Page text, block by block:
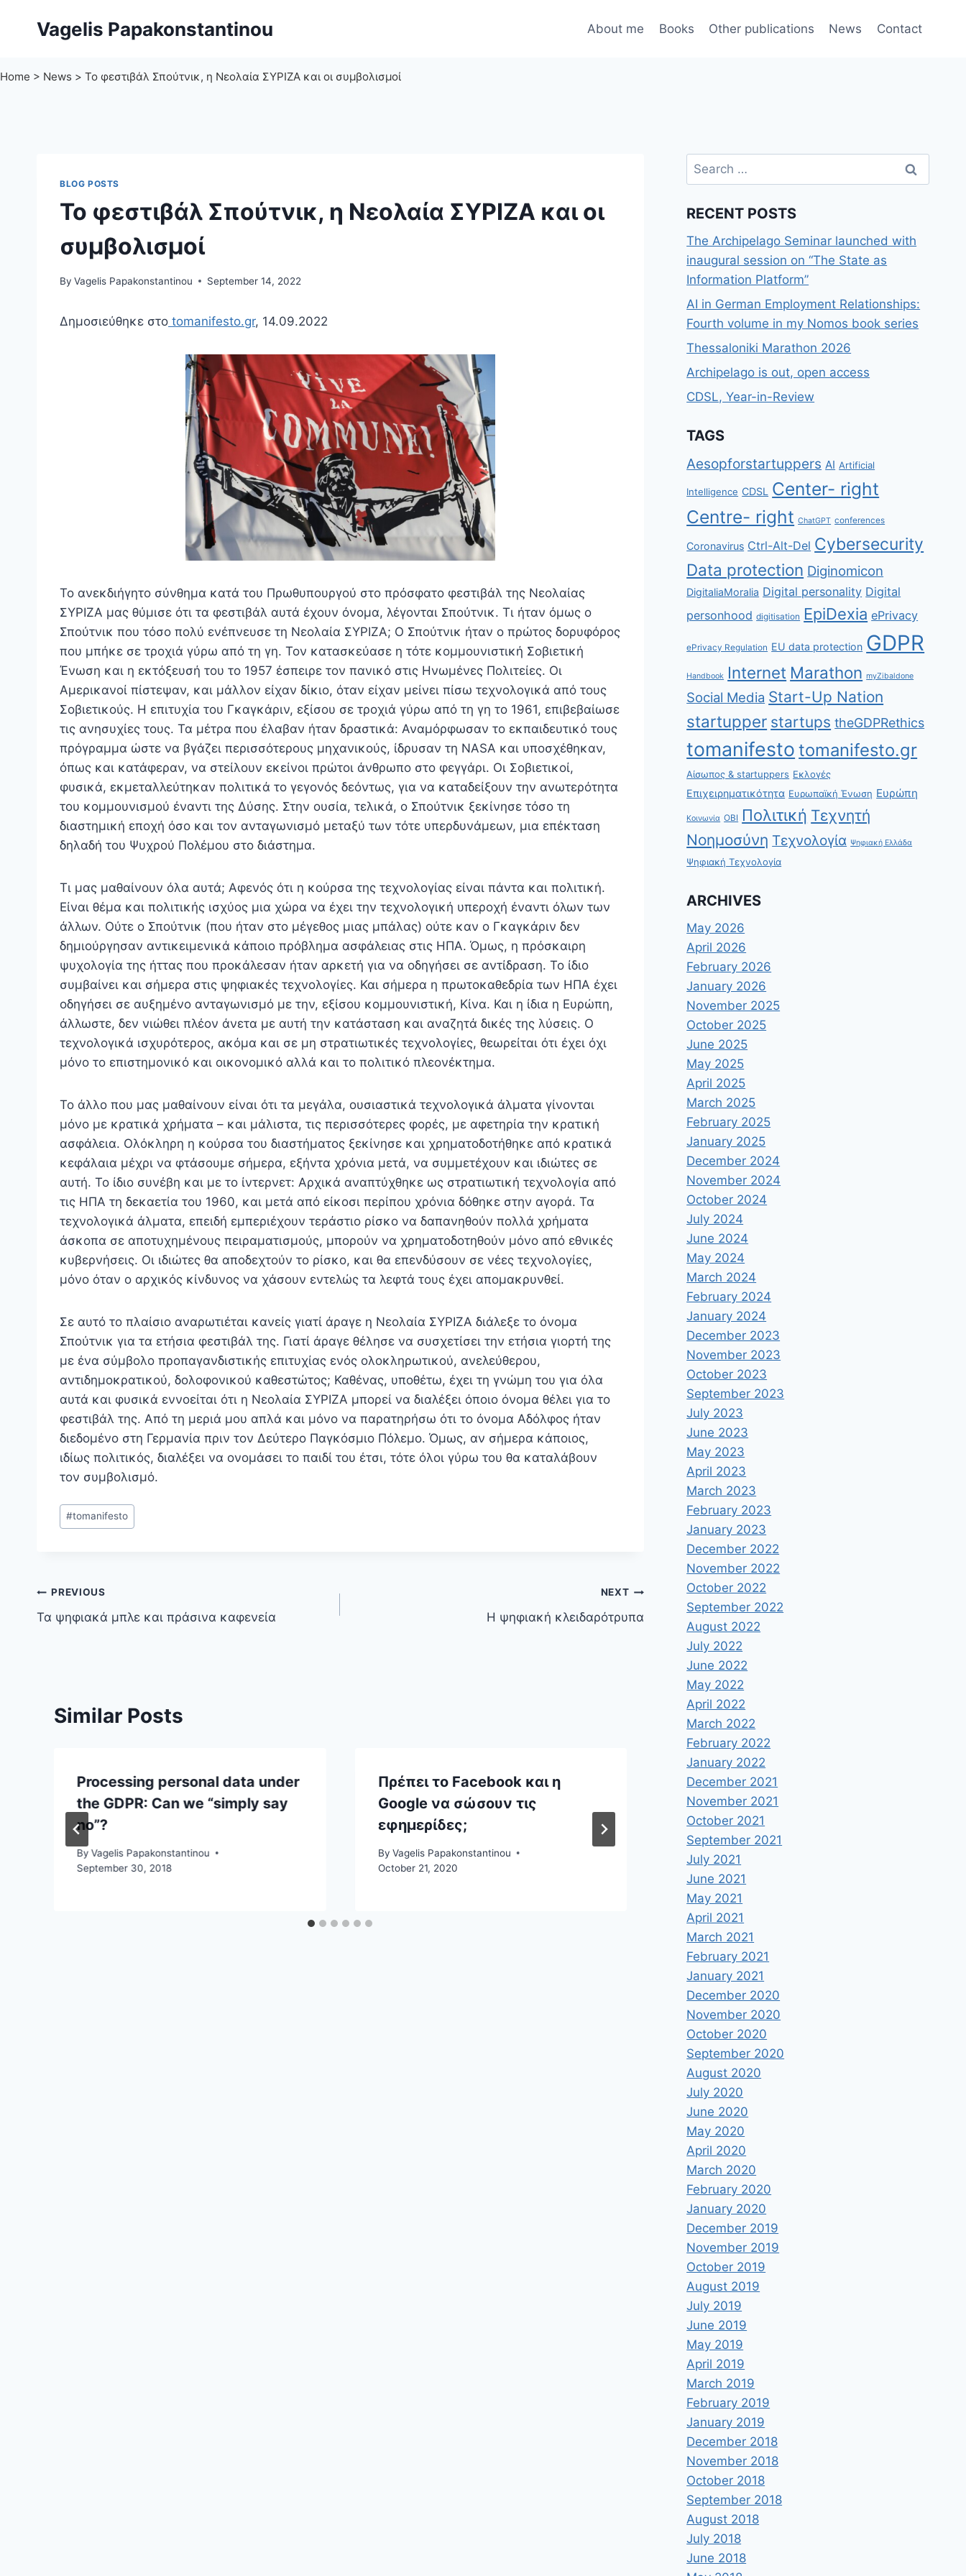
Vagelis Papakonstantinou About me Books Other publications News Contact
Home > News > Το φεστιβάλ Σπούτνικ, η Νεολαία ΣΥΡΙΖΑ και οι συμβολισμοί
BLOG POSTS
Το φεστιβάλ Σπούτνικ, η Νεολαία ΣΥΡΙΖΑ και οι
συμβολισμοί
By Vagelis Papakonstantinou September 14, 2022
Δημοσιεύθηκε στο tomanifesto.gr, 14.09.2022
Το ανεκδιήγητο σύνθημα κατά του Πρωθυπουργού στο πρόσφατο φεστιβάλ της Νεολαίας
ΣΥΡΙΖΑ μας θύμισε ότι τα φεστιβάλ αυτά έχουν όνομα, λέγονται Σπούτνικ. Τι ήταν όμως ο
Σπούτνικ που τόσο πολύ ενέπνευσε τη Νεολαία ΣΥΡΙΖΑ; Ο Σπούτνικ ήταν ο πρώτος δορυφόρος
που μπήκε σε τροχιά γύρω από τη γη. Τον κατασκεύασε η τότε κομμουνιστική Σοβιετική
Ένωση και η εκτόξευσή του το 1957 έσπειρε τον πανικό στις Ηνωμένες Πολιτείες. Οι
Αμερικανοί πίστεψαν, και μάλλον είχαν δίκιο, όταν είχαν μείνει πίσω τεχνολογικά από τους
Σοβιετικούς. Η επιτυχία του Γκαγκάριν, εξίσου σε τροχιά γύρω από τη γη το 1961, επιβεβαίωσε
τις ανησυχίες τους. Τα μέτρα που έλαβαν ήταν δραστικά: Αναμόρφωσαν το εκπαιδευτικό τους
πρόγραμμα ώστε να βγάζει περισσότερους μηχανικούς, ίδρυσαν τη NASA και υποσχέθηκαν,
όπως και κατάφεραν, να στείλουν εκείνοι πρώτοι άνθρωπο στο φεγγάρι. Οι Σοβιετικοί,
φυσικά, εκμεταλλεύτηκαν πολιτικά το γεγονός δεόντως, για να καταδείξουν την ανωτερότητα
του κομμουνισμού έναντι της Δύσης. Στην ουσία, τελικά, ο Σπούτνικ ξεκίνησε τόσο τη
διαστημική εποχή όσο και τον ανταγωνισμό μεταξύ των τότε υπερδυνάμεων, μια επέκταση
δηλαδή του Ψυχρού Πολέμου στο διάστημα.
Τι μας μαθαίνουν όλα αυτά; Αφενός ότι η κούρσα της τεχνολογίας είναι πάντα και πολιτική.
Είναι θέμα και πολιτικής ισχύος μια χώρα να έχει την τεχνολογική υπεροχή έναντι όλων των
άλλων. Ούτε ο Σπούτνικ (που ήταν στο μέγεθος μιας μπάλας) ούτε καν ο Γκαγκάριν δεν
δημιούργησαν αντικειμενικά κάποιο πρόβλημα ασφάλειας στις ΗΠΑ. Όμως, η πρόσκαιρη
ψυχολογία της ήττας που προκάλεσαν ήταν αρκετή για να οδηγήσει σε αντίδραση. Το ίδιο
συμβαίνει και σήμερα στις ψηφιακές τεχνολογίες. Και σήμερα η πρωτοκαθεδρία των ΗΠΑ έχει
οδηγήσει σε αυξημένο ανταγωνισμό με την, εξίσου κομμουνιστική, Κίνα. Και η ίδια η Ευρώπη,
άλλωστε, δεν νιώθει πλέον άνετα με αυτή την κατάσταση και αναζητά δικές της λύσεις. Ο
τεχνολογικά ισχυρότερος, ακόμα και σε μη στρατιωτικές τεχνολογίες, θεωρείται ότι έχει όχι
μόνο το επιστημονικό και οικονομικό αλλά και το πολιτικό πλεονέκτημα.
Το άλλο που μας μαθαίνουν είναι ότι τα μεγάλα, ουσιαστικά τεχνολογικά άλματα γίνονται
μόνο με κρατικά χρήματα – και μάλιστα, τις περισσότερες φορές, με αφετηρία την κρατική
ασφάλεια. Ολόκληρη η κούρσα του διαστήματος ξεκίνησε και χρηματοδοτήθηκε από κρατικά
κεφάλαια μέχρι να φτάσουμε σήμερα, εξήντα χρόνια μετά, να συμμετέχουν και ιδιώτες σε
αυτή. Το ίδιο συνέβη και με το ίντερνετ: Αρχικά αναπτύχθηκε ως στρατιωτική τεχνολογία από
τις ΗΠΑ τη δεκαετία του 1960, και μετά από είκοσι περίπου χρόνια δόθηκε στην αγορά. Τα
τεχνολογικά άλματα, επειδή εμπεριέχουν τεράστιο ρίσκο να δαπανηθούν πολλά χρήματα
άσκοπα σε αποτυχημένους πειραματισμούς, μπορούν να χρηματοδοτηθούν μόνο από εθνικές
κυβερνήσεις. Οι ιδιώτες θα αποδεχτούν το ρίσκο, και θα επενδύσουν σε νέες τεχνολογίες,
μόνο όταν ο αρχικός κίνδυνος να χάσουν εντελώς τα λεφτά τους έχει απομακρυνθεί.
Σε αυτό το πλαίσιο αναρωτιέται κανείς γιατί άραγε η Νεολαία ΣΥΡΙΖΑ διάλεξε το όνομα
Σπούτνικ για τα ετήσια φεστιβάλ της. Γιατί άραγε θέλησε να συσχετίσει την ετήσια γιορτή της
με ένα σύμβολο προπαγανδιστικής επιτυχίας ενός ολοκληρωτικού, ανελεύθερου,
αντιδημοκρατικού, δολοφονικού καθεστώτος; Καθένας, υποθέτω, έχει τη γνώμη του για όλα
αυτά και φυσικά εννοείται ότι η Νεολαία ΣΥΡΙΖΑ μπορεί να διαλέξει όποιο όνομα θέλει για το
φεστιβάλ της. Από τη μεριά μου απλά και μόνο να παρατηρήσω ότι το όνομα Αδόλφος ήταν
διεδομένο στη Γερμανία πριν τον Δεύτερο Παγκόσμιο Πόλεμο. Όμως, αν σήμερα κάποιος,
ιδίως πολιτικός, διαλέξει να ονομάσει το παιδί του έτσι, τότε όλοι γύρω του θα καταλάβουν
τον συμβολισμό.
Post
Tags:
#tomanifesto
Post
navigation
PREVIOUS
Τα ψηφιακά μπλε και πράσινα καφενεία
NEXT
Η ψηφιακή κλειδαρότρυπα
Similar Posts
Processing personal data under
the GDPR: Can we “simply say
no”?
By Vagelis Papakonstantinou
September 30, 2018
Πρέπει το Facebook και η
Google να σώσουν τις
εφημερίδες;
By Vagelis Papakonstantinou
October 21, 2020
Τι σημαίνει ο GDPR για σας;
ByVagelis Papakonstantinou
Search
for:
RECENT POSTS
The Archipelago Seminar launched with
inaugural session on “The State as
Information Platform”
AI in German Employment Relationships:
Fourth volume in my Nomos book series
Thessaloniki Marathon 2026
Archipelago is out, open access
CDSL, Year-in-Review
TAGS
Aesopforstartuppers AI Artificial
Intelligence CDSL
Center- right
Centre- right ChatGPT conferences
Coronavirus Ctrl-Alt-Del Cybersecurity
Data protection Diginomicon
DigitaliaMoralia Digital personality Digital
personhood digitisation EpiDexia ePrivacy
ePrivacy Regulation EU data protection GDPR
Handbook Internet Marathon myZibaldone
Social Media Start-Up Nation
startupper startups theGDPRethics
tomanifesto tomanifesto.gr
Αίσωπος & startuppers Εκλογές
Επιχειρηματικότητα Ευρωπαϊκή Ένωση Ευρώπη
Κοινωνία ΟΒΙ Πολιτική Τεχνητή
Νοημοσύνη Τεχνολογία Ψηφιακή Ελλάδα
Ψηφιακή Τεχνολογία
ARCHIVES
May 2026
April 2026
February 2026
January 2026
November 2025
October 2025
June 2025
May 2025
April 2025
March 2025
February 2025
January 2025
December 2024
November 2024
October 2024
July 2024
June 2024
May 2024
March 2024
February 2024
January 2024
December 2023
November 2023
October 2023
September 2023
July 2023
June 2023
May 2023
April 2023
March 2023
February 2023
January 2023
December 2022
November 2022
October 2022
September 2022
August 2022
July 2022
June 2022
May 2022
April 2022
March 2022
February 2022
January 2022
December 2021
November 2021
October 2021
September 2021
July 2021
June 2021
May 2021
April 2021
March 2021
February 2021
January 2021
December 2020
November 2020
October 2020
September 2020
August 2020
July 2020
June 2020
May 2020
April 2020
March 2020
February 2020
January 2020
December 2019
November 2019
October 2019
August 2019
July 2019
June 2019
May 2019
April 2019
March 2019
February 2019
January 2019
December 2018
November 2018
October 2018
September 2018
August 2018
July 2018
June 2018